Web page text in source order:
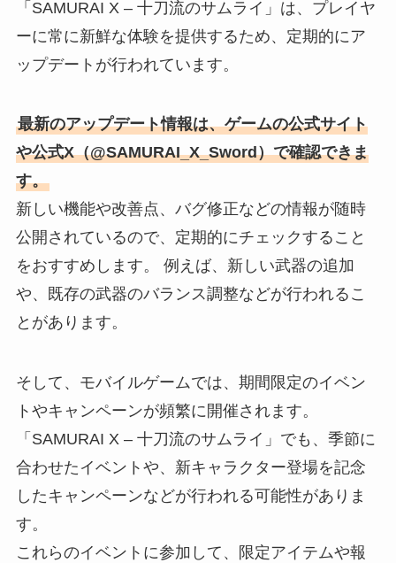
「SAMURAI X – 十刀流のサムライ」は、プレイヤ
ーに常に新鮮な体験を提供するため、定期的にア
ップデートが行われています。
最新のアップデート情報は、ゲームの公式サイト
や公式X（@SAMURAI_X_Sword）で確認できま
す。
新しい機能や改善点、バグ修正などの情報が随時
公開されているので、定期的にチェックすること
をおすすめします。 例えば、新しい武器の追加
や、既存の武器のバランス調整などが行われるこ
とがあります。
そして、モバイルゲームでは、期間限定のイベン
トやキャンペーンが頻繁に開催されます。
「SAMURAI X – 十刀流のサムライ」でも、季節に
合わせたイベントや、新キャラクター登場を記念
したキャンペーンなどが行われる可能性がありま
す。
これらのイベントに参加して、限定アイテムや報